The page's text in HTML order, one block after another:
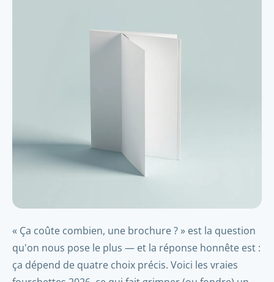
« Ça coûte combien, une brochure ? » est la question
qu'on nous pose le plus — et la réponse honnête est :
ça dépend de quatre choix précis. Voici les vraies